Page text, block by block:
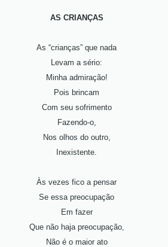
AS CRIANÇAS
As “crianças” que nada
Levam a sério:
Minha admiração!
Pois brincam
Com seu sofrimento
Fazendo-o,
Nos olhos do outro,
Inexistente.
Às vezes fico a pensar
Se essa preocupação
Em fazer
Que não haja preocupação,
Não é o maior ato